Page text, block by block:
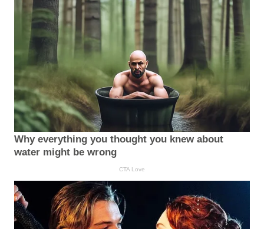
Why everything you thought you knew about
water might be wrong
CTA Love